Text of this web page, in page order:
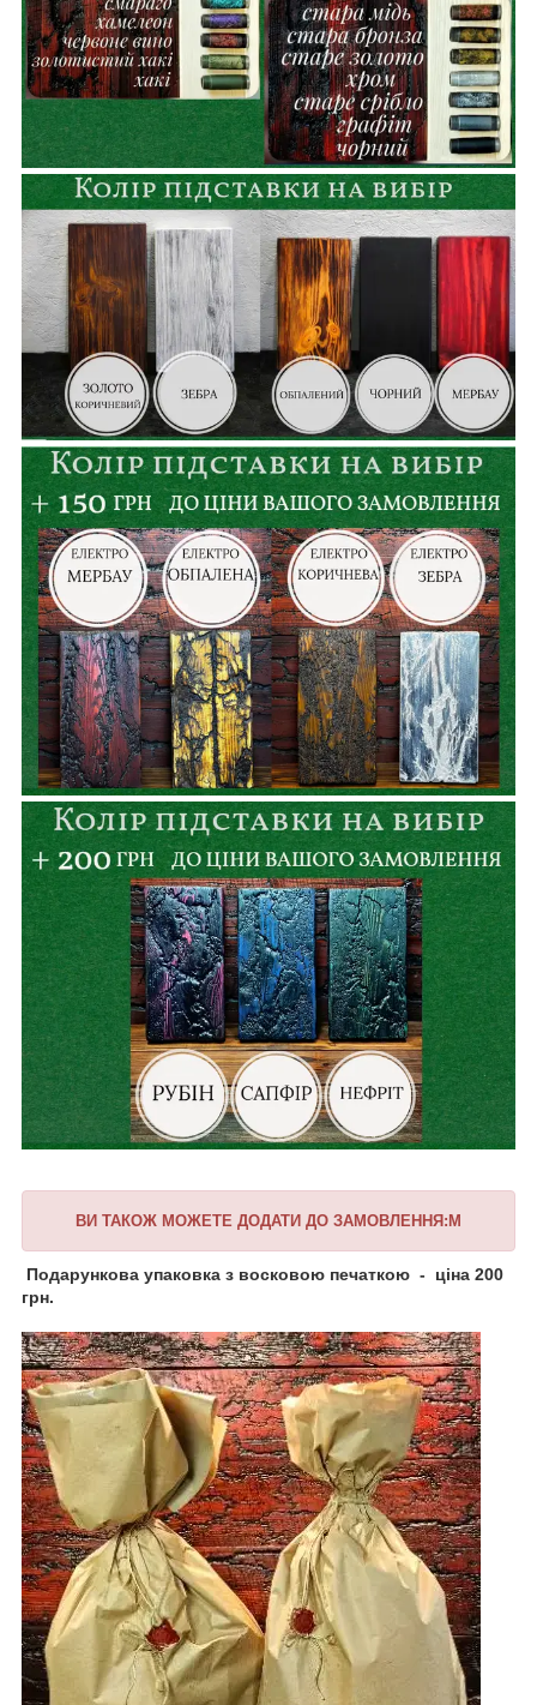
ВИ ТАКОЖ МОЖЕТЕ ДОДАТИ ДО ЗАМОВЛЕННЯ:М
Подарункова упаковка з восковою печаткою - ціна 200
грн.